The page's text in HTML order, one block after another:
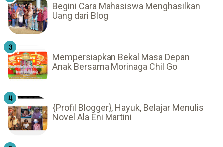
Begini Cara Mahasiswa Menghasilkan
Uang dari Blog
Mempersiapkan Bekal Masa Depan
Anak Bersama Morinaga Chil Go
{Profil Blogger}, Hayuk, Belajar Menulis
Novel Ala Eni Martini